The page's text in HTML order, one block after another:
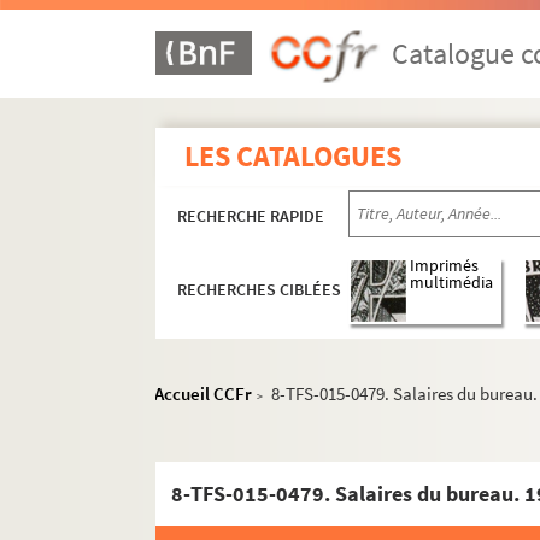
Catalogue
LES CATALOGUES
RECHERCHE RAPIDE
RECHERCHES CIBLÉES
Imprimés
multimédia
Accueil CCFr > 8-TFS-015-0479. Salaires du
8-TFS-015-0479. Salaires du bureau.
Administration
Constitution des sociétés
Gestion individuelle et collective
Relations du travail